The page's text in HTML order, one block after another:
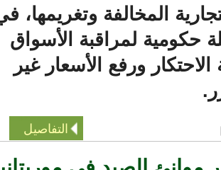
المخالفة وتغريمها، في
حكومية لمراقبة الأسواق
ورفع الأسعار غير
التفاصيل